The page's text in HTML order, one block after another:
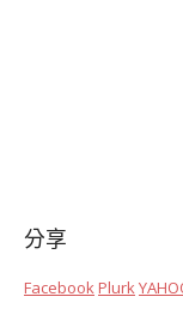
分享
Facebook Plurk